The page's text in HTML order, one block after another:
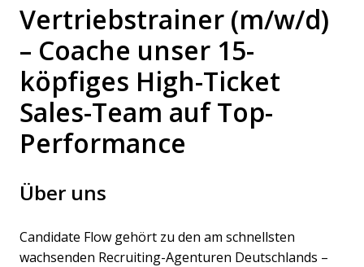
Vertriebstrainer (m/w/d)
– Coache unser 15-
köpfiges High-Ticket
Sales-Team auf Top-
Performance
Über uns
Candidate Flow gehört zu den am schnellsten
wachsenden Recruiting-Agenturen Deutschlands –